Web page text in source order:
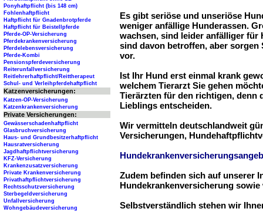
Es gibt seriöse und unseriöse
weniger anfällige Hunderassen.
wachsen, sind leider anfälliger für
sind davon betroffen, aber sorgen
vor.
Ist Ihr Hund erst einmal krank
welchem Tierarzt Sie gehen
Tierärzten für den richtigen, denn
Lieblings entscheiden.
Wir vermitteln deutschlandweit
Versicherungen,
Zudem befinden sich auf unserer
Hundekrankenversicherung
Selbstverständlich stehen wir
Ponyhaftpflicht (bis 148 cm)
Fohlenhaftpflicht
Haftpflicht für Gnadenbrotpferde
Haftpflicht für Beistellpferde
Pferde-OP-Versicherung
Pferdekrankenversicherung
Pferdelebensversicherung
Pferde-Kombi
Pensionspferdeversicherung
Reiterunfallversicherung
Reitlehrerhaftpflicht/Reittherapeut
Schul- und Verleihpferdehaftpflicht
Katzenversicherungen:
Katzen-OP-Versicherung
Katzenkrankenversicherung
Private Versicherungen:
Gewässerschadenhaftpflicht
Glasbruchversicherung
Haus- und Grundbesitzerhaftpflicht
Hausratversicherung
Jagdhaftpflichtversicherung
KFZ-Versicherung
Krankenzusatzversicherung
Private Krankenversicherung
Privathaftpflichtversicherung
Rechtsschutzversicherung
Sterbegeldversicherung
Unfallversicherung
Wohngebäudeversicherung